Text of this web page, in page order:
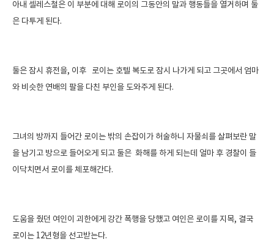
아내 셀레스철은 이 부분에 대해 로이의 그동안의 말과 행동들을 열거하며 둘
은 다투게 된다.
둘은 잠시 휴전을, 이후 로이는 호텔 복도로 잠시 나가게 되고 그곳에서 엄마
와 비슷한 연배의 팔을 다친 부인을 도와주게 된다.
그녀의 방까지 들어간 로이는 밖의 손잡이가 허술하니 자물쇠를 살펴보란 말
을 남기고 방으로 들어오게 되고 둘은 화해를 하게 되는데 얼마 후 경찰이 들
이닥치면서 로이를 체포해간다.
도움을 줬던 여인이 괴한에게 강간 폭행을 당했고 여인은 로이를 지목, 결국
로이는 12년형을 선고받는다.